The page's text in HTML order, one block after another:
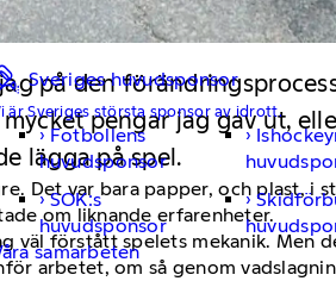
Sveriges huvudsponsor
är Sveriges största sponsor av idrott.
Fotbollens
huvudsponsor
SOK:s
huvudsponsor
samarbeten
på den
pengar jag gav ut,
lägga på spel.
Det var bara papper, och plast, i
om liknande erfarenheter.
väl förstått spelets mekanik. Men
arbetet, om så genom